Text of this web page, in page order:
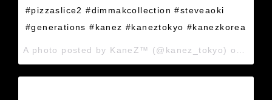
#pizzaslice2 #dimmakcollection #steveaoki
#generations #kanez #kaneztokyo #kanezkorea